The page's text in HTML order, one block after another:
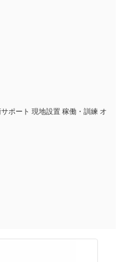
ポート 現地設置 稼働・訓練 オ